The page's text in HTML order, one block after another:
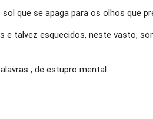
que se apaga para os olhos que
e talvez esquecidos, neste vasto,
, de estupro mental…